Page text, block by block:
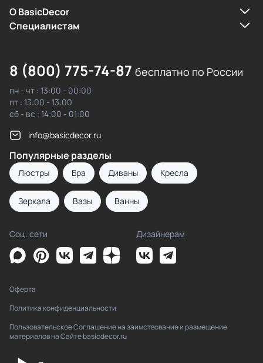
О BasicDecor
Cпециалистам
8 (800) 775-74-87 бесплатно по России
пн - чт : 13:00 - 00:00
пт : 13:00 - 13:00
сб - вс : 14:00 - 01:00
info@basicdecor.ru
Популярные разделы
Люстры Бра Диваны Кресла
Зеркала Вазы Ванны
Соц. сети Дизайнерам
Оферта
Политика конфиденциальности
Пользовательское Соглашение на заимствование и размещение
материалов на Сайте basicdecor.ru